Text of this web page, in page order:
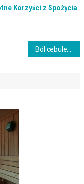
Korzyści z Spożycia